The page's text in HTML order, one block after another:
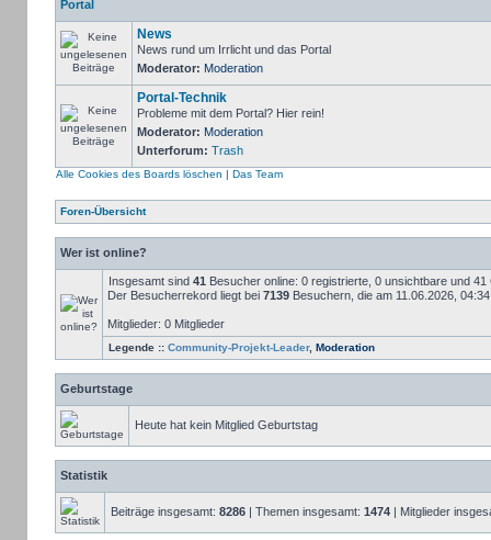
Portal
News
News rund um Irrlicht und das Portal
Moderator: Moderation
Portal-Technik
Probleme mit dem Portal? Hier rein!
Moderator: Moderation
Unterforum: Trash
Alle Cookies des Boards löschen | Das Team
Foren-Übersicht
Wer ist online?
Insgesamt sind 41 Besucher online: 0 registrierte, 0 unsichtbare und
Der Besucherrekord liegt bei 7139Besuchern, die am 11.06.2026,
Mitglieder: 0 Mitglieder
Legende :: Community-Projekt-Leader, Moderation
Geburtstage
Heute hat kein Mitglied Geburtstag
Statistik
Beiträge insgesamt: 8286| Themen insgesamt: 1474| Mitglieder